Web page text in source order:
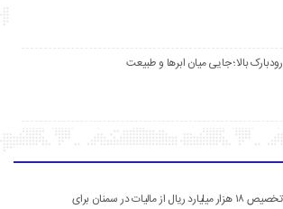
رودبارک بالا؛ جایی میان ابرها و طبیعت
تخصیص ۱۸ هزار میلیارد ریال از مالیات در سمنان برای